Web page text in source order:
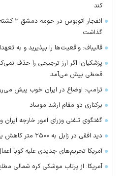
کند
گذاشت
قالیباف: واقعیت‌ها را بپذیرید و به
پزشکیان: اگر ارز ترجیحی را حذف
قحطی پیش می‌آمد
ترامپ: اوضاع در ایران خوب پیش
برکناری دو مقام ارشد موساد
گفتگوی تلفنی وزرای امور خارجه ایران
دید افقی در زابل به ۲۵۰۰ متر کاهش یافت
آمریکا تحریم‌های جدیدی علیه کوبا
آمریکا: از پرتاب موشکی کره شمالی